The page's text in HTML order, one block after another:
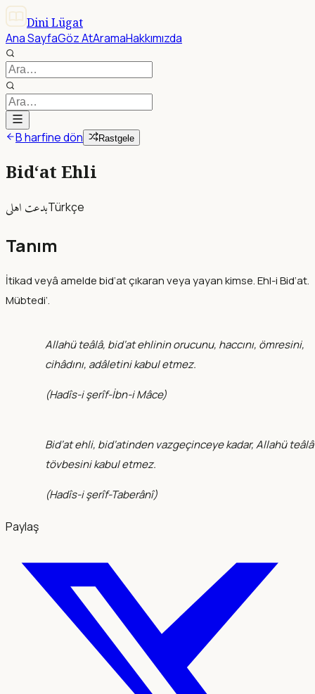
Dini Lügat
Ana SayfaGöz AtAramaHakkımızda
B harfine dön Rastgele
Bid‘at Ehli
بدعت اهلىTürkçe
Tanım
İtikad veyâ amelde bid‘at çıkaran veya yayan kimse. Ehl-i Bid‘at.
Mübtedi‘.
Allahü teâlâ, bid‘at ehlinin orucunu, haccını, ömresini,
cihâdını, adâletini kabul etmez.
(Hadîs-i şerîf-İbn-i Mâce)
Bid‘at ehli, bid‘atinden vazgeçinceye kadar, Allahü teâlâ
tövbesini kabul etmez.
(Hadîs-i şerîf-Taberânî)
Paylaş